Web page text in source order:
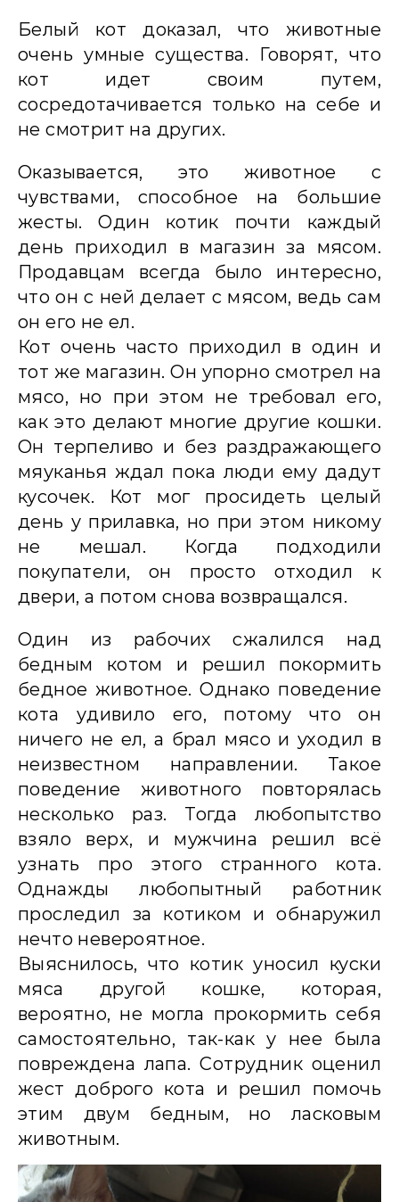
Белый кот доказал, что животные
очень умные существа. Говорят, что
кот идет своим путем,
сосредотачивается только на себе и
не смотрит на других.
Оказывается, это животное с
чувствами, способное на большие
жесты. Один котик почти каждый
день приходил в магазин за мясом.
Продавцам всегда было интересно,
что он с ней делает с мясом, ведь сам
он его не ел.
Кот очень часто приходил в один и
тот же магазин. Он упорно смотрел на
мясо, но при этом не требовал его,
как это делают многие другие кошки.
Он терпеливо и без раздражающего
мяуканья ждал пока люди ему дадут
кусочек. Кот мог просидеть целый
день у прилавка, но при этом никому
не мешал. Когда подходили
покупатели, он просто отходил к
двери, а потом снова возвращался.
Один из рабочих сжалился над
бедным котом и решил покормить
бедное животное. Однако поведение
кота удивило его, потому что он
ничего не ел, а брал мясо и уходил в
неизвестном направлении. Такое
поведение животного повторялась
несколько раз. Тогда любопытство
взяло верх, и мужчина решил всё
узнать про этого странного кота.
Однажды любопытный работник
проследил за котиком и обнаружил
нечто невероятное.
Выяснилось, что котик уносил куски
мяса другой кошке, которая,
вероятно, не могла прокормить себя
самостоятельно, так-как у нее была
повреждена лапа. Сотрудник оценил
жест доброго кота и решил помочь
этим двум бедным, но ласковым
животным.